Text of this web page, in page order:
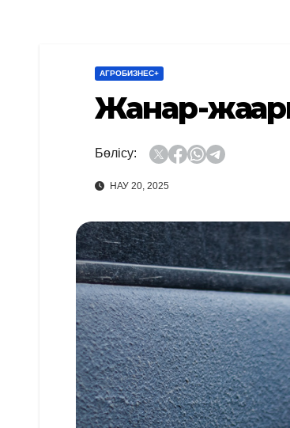
АГРОБИЗНЕС+
Жанар-
Бөлісу:
НАУ 20, 2025